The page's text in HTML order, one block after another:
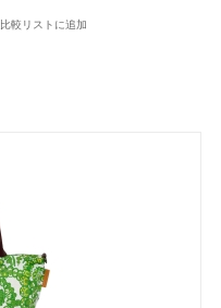
比較リストに追加